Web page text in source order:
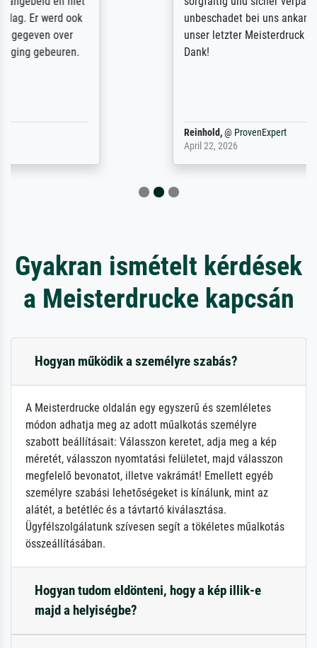
unbeschadet bei uns ankam. Es wird nicht
unser letzter Meisterdruck sein. Vielen
Dank!
Gyakran ismételt kérdések
a Meisterdrucke kapcsán
Hogyan működik a személyre szabás?
A Meisterdrucke oldalán egy egyszerű és szemléletes
módon adhatja meg az adott műalkotás személyre
szabott beállításait: Válasszon keretet, adja meg a kép
méretét, válasszon nyomtatási felületet, majd válasszon
megfelelő bevonatot, illetve vakrámát! Emellett egyéb
személyre szabási lehetőségeket is kínálunk, mint az
alátét, a betétléc és a távtartó kiválasztása.
Ügyfélszolgálatunk szívesen segít a tökéletes műalkotás
összeállításában.
Hogyan tudom eldönteni, hogy a kép illik-e
majd a helyiségbe?